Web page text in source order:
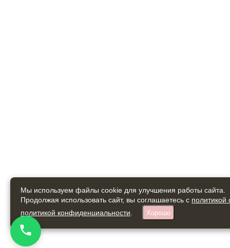
Мы используем файлы cookie для улучшения работы сайта.
Продолжая использовать сайт, вы соглашаетесь с политикой
политикой конфиденциальности
Хорошо